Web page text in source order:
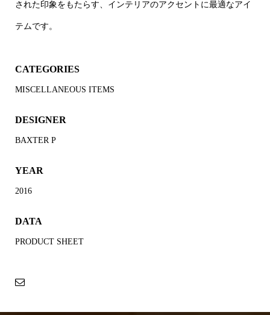
された印象をもたらす、インテリアのアクセントに最適なアイ
テムです。
CATEGORIES
MISCELLANEOUS ITEMS
DESIGNER
BAXTER P
YEAR
2016
DATA
PRODUCT SHEET